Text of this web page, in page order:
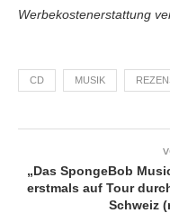
Werbekostenerstattung
CD MUSIK
„Das SpongeBob
erstmals auf Tour
Schweiz